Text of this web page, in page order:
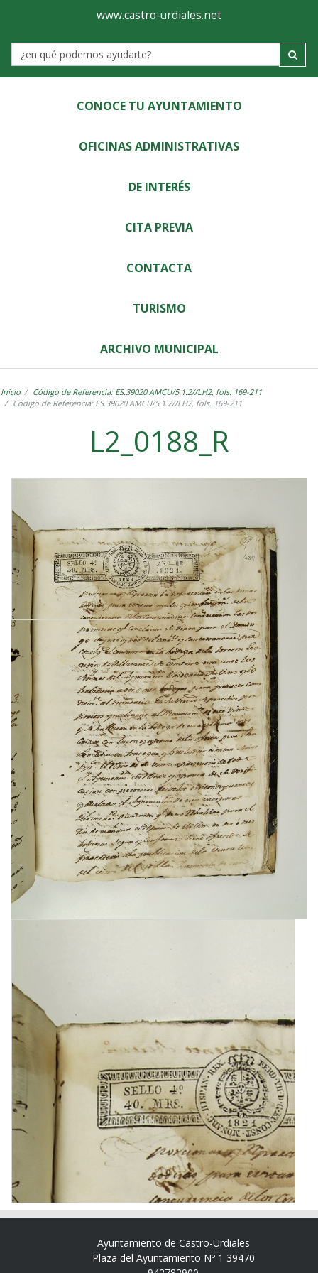
Ayuntamiento
de
Castro-
Urdiales
www.castro-urdiales.net
Label
CONOCE TU AYUNTAMIENTO
OFICINAS ADMINISTRATIVAS
DE INTERÉS
CITA PREVIA
CONTACTA
TURISMO
ARCHIVO MUNICIPAL
Inicio
Código de Referencia: ES.39020.AMCU/5.1.2//LH2, fols. 169-211
Código de Referencia: ES.39020.AMCU/5.1.2//LH2, fols. 169-211
L2_0188_R
Ayuntamiento de Castro-Urdiales
Plaza del Ayuntamiento Nº 1 39470